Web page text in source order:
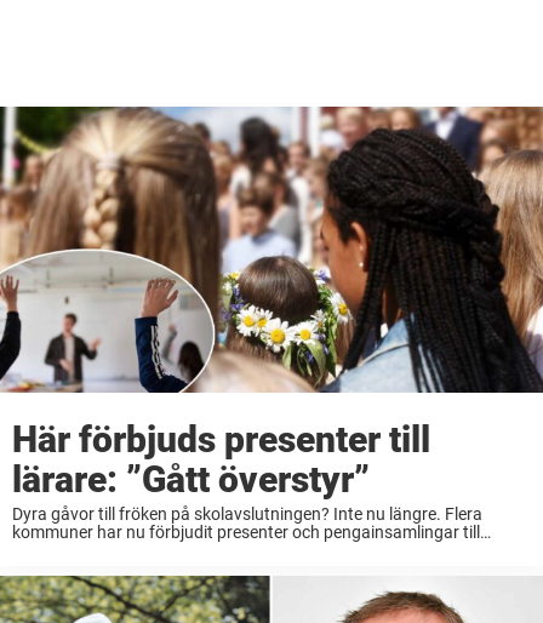
Här förbjuds presenter till
lärare: ”Gått överstyr”
Dyra gåvor till fröken på skolavslutningen? Inte nu längre. Flera
kommuner har nu förbjudit presenter och pengainsamlingar till